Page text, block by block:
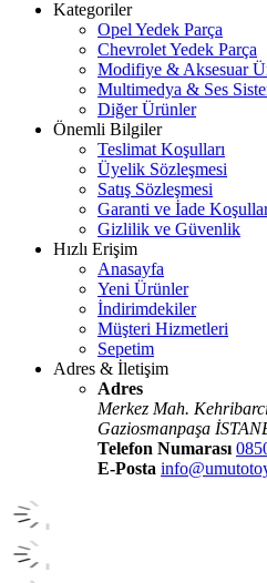
Kategoriler
Opel Yedek Parça
Chevrolet Yedek Parça
Modifiye & Aksesuar
Multimedya & Ses
Diğer Ürünler
Önemli Bilgiler
Teslimat Koşulları
Üyelik Sözleşmesi
Satış Sözleşmesi
Garanti ve İade
Gizlilik ve Güvenlik
Hızlı Erişim
Anasayfa
Yeni Ürünler
İndirimdekiler
Müşteri Hizmetleri
Sepetim
Adres & İletişim
Adres
Merkez Mah.
Gaziosmanpaşa
Telefon Numarası
E-Posta